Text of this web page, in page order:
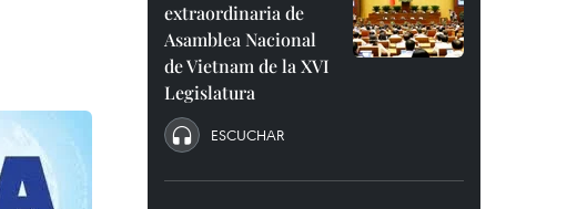
extraordinaria de
Asamblea Nacional
de Vietnam de la XVI
Legislatura
ESCUCHAR